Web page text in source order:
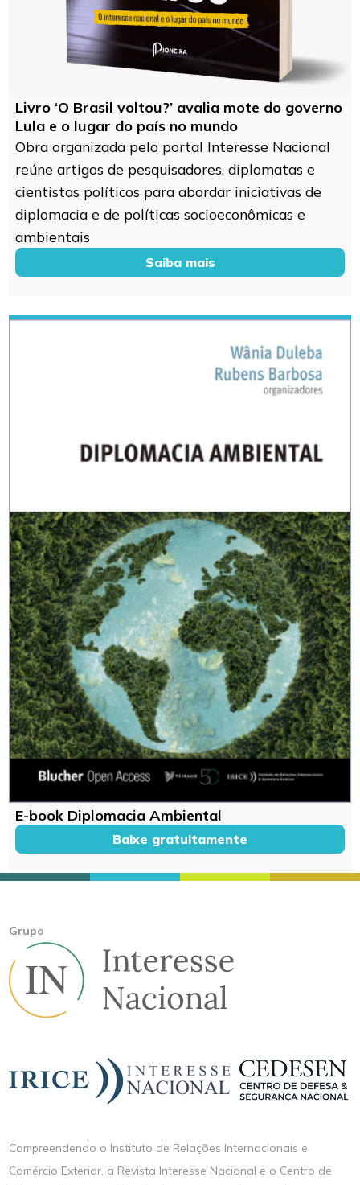
Livro ‘O Brasil voltou?’ avalia mote do governo
Lula e o lugar do país no mundo
Obra organizada pelo portal Interesse Nacional
reúne artigos de pesquisadores, diplomatas e
cientistas políticos para abordar iniciativas de
diplomacia e de políticas socioeconômicas e
ambientais
Saiba mais
E-book Diplomacia Ambiental
Baixe gratuitamente
Grupo
Compreendendo o Instituto de Relações Internacionais e
Comércio Exterior, a Revista Interesse Nacional e o Centro de